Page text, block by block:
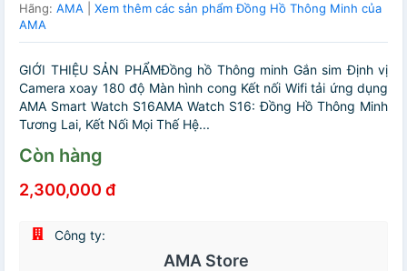
Hãng: AMA
Xem thêm các sản phẩm Đồng Hồ Thông Minh của
AMA
GIỚI THIỆU SẢN PHẨMĐồng hồ Thông minh Gắn sim Định vị
Camera xoay 180 độ Màn hình cong Kết nối Wifi tải ứng dụng
AMA Smart Watch S16AMA Watch S16: Đồng Hồ Thông Minh
Tương Lai, Kết Nối Mọi Thế Hệ...
Còn hàng
2,300,000 đ
Công ty:
AMA Store